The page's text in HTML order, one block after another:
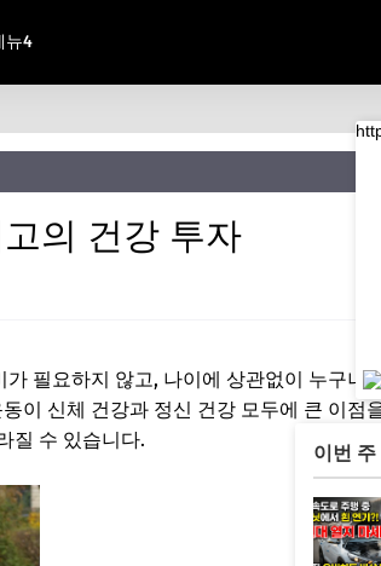
뉴4
의 건강 투자
필요하지 않고, 나이에 상관없이 누구나
이 신체 건강과 정신 건강 모두에 큰 이점
질 수 있습니다.
이번